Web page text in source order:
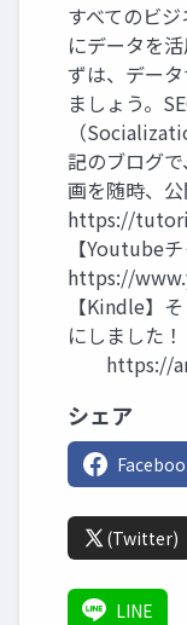
すべてのビ
にデータを
ずは、デー
ましょう。
（
記のブログ
画を随時、公
https://
【Youtubeチ
https://
【Kindle】
にしまし
https://
シェア
(Twitter)
LINE